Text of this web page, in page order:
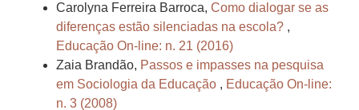
Carolyna Ferreira Barroca, Como dialogar se as
diferenças estão silenciadas na escola? ,
Educação On-line: n. 21 (2016)
Zaia Brandão, Passos e impasses na pesquisa
em Sociologia da Educação , Educação On-line:
n. 3 (2008)